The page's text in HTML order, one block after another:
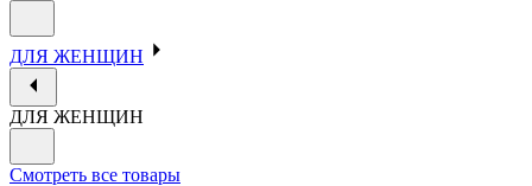
ДЛЯ ЖЕНЩИН
ДЛЯ ЖЕНЩИН
Смотреть все товары